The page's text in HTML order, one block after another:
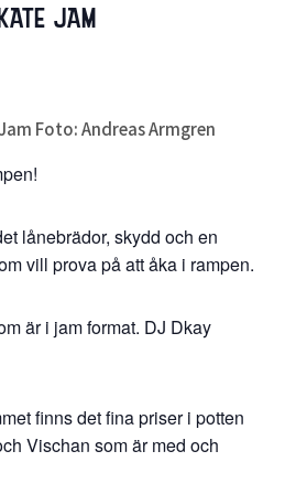
JAM
lånebrädor, skydd och en
vill prova på att åka i rampen.
är i jam format. DJ Dkay
finns det fina priser i potten
Vischan som är med och